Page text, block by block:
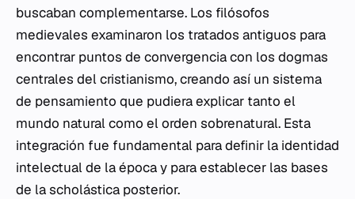
buscaban complementarse. Los filósofos
medievales examinaron los tratados antiguos para
encontrar puntos de convergencia con los dogmas
centrales del cristianismo, creando así un sistema
de pensamiento que pudiera explicar tanto el
mundo natural como el orden sobrenatural. Esta
integración fue fundamental para definir la identidad
intelectual de la época y para establecer las bases
de la scholástica posterior.